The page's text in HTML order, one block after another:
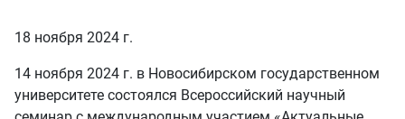
18 ноября 2024 г.
14 ноября 2024 г. в Новосибирском государственном
университете состоялся Всероссийский научный